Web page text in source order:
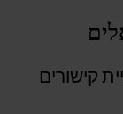
קישורים